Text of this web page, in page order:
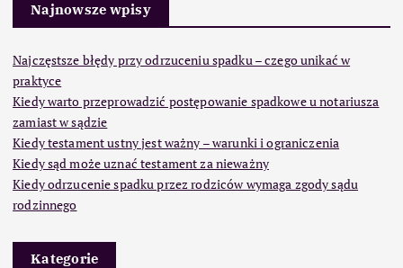
Najnowsze wpisy
Najczęstsze błędy przy odrzuceniu spadku – czego unikać w
praktyce
Kiedy warto przeprowadzić postępowanie spadkowe u notariusza
zamiast w sądzie
Kiedy testament ustny jest ważny – warunki i ograniczenia
Kiedy sąd może uznać testament za nieważny
Kiedy odrzucenie spadku przez rodziców wymaga zgody sądu
rodzinnego
Kategorie